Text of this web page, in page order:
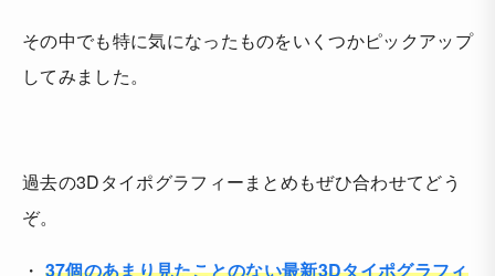
その中でも特に気になったものをいくつかピックアップ
してみました。
過去の3Dタイポグラフィーまとめもぜひ合わせてどう
ぞ。
・ 37個のあまり見たことのない最新3Dタイポグラフィ